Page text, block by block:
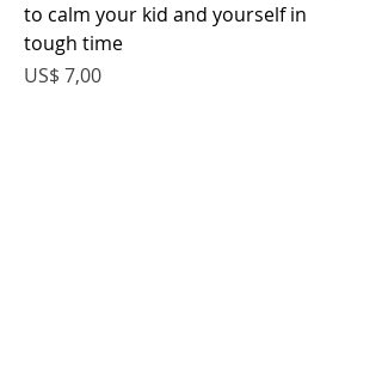
to calm your kid and yourself in
tough time
Preço
US$ 7,00